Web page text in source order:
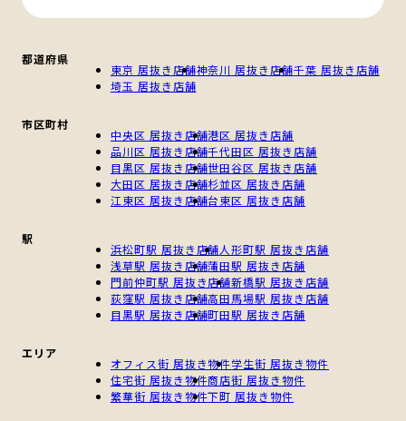
都道府県
東京 居抜き店舗神奈川 居抜き店舗千葉 居抜き店舗
埼玉 居抜き店舗
市区町村
中央区 居抜き店舗港区 居抜き店舗
品川区 居抜き店舗千代田区 居抜き店舗
目黒区 居抜き店舗世田谷区 居抜き店舗
大田区 居抜き店舗杉並区 居抜き店舗
江東区 居抜き店舗台東区 居抜き店舗
駅
浜松町駅 居抜き店舗人形町駅 居抜き店舗
浅草駅 居抜き店舗蒲田駅 居抜き店舗
門前仲町駅 居抜き店舗新橋駅 居抜き店舗
荻窪駅 居抜き店舗高田馬場駅 居抜き店舗
目黒駅 居抜き店舗町田駅 居抜き店舗
エリア
オフィス街 居抜き物件学生街 居抜き物件
住宅街 居抜き物件商店街 居抜き物件
繁華街 居抜き物件下町 居抜き物件